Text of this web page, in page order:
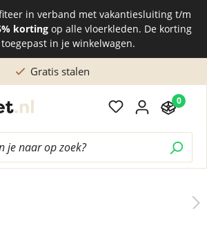
in verband met vakantiesluiting t/m
korting op alle vloerkleden. De korting
in je winkelwagen.
Gratis stalen
0